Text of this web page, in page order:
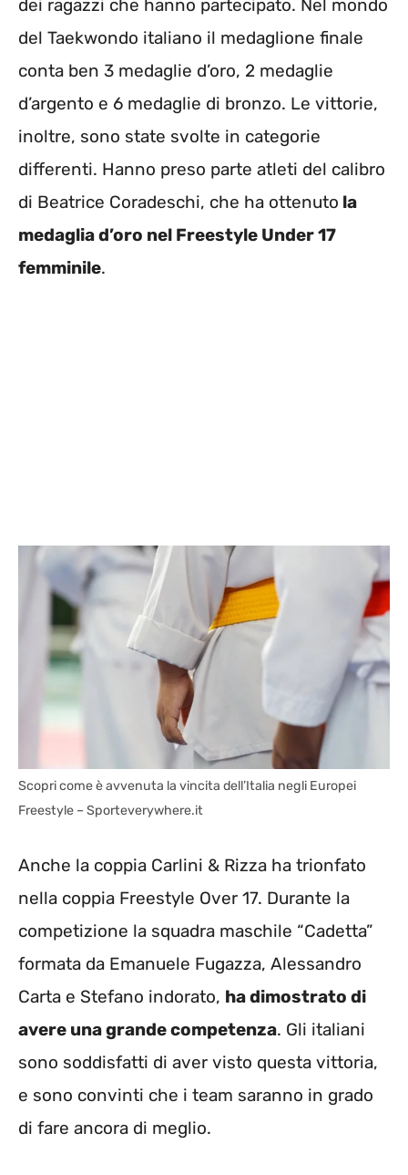
dei ragazzi che hanno partecipato. Nel mondo
del Taekwondo italiano il medaglione finale
conta ben 3 medaglie d’oro, 2 medaglie
d’argento e 6 medaglie di bronzo. Le vittorie,
inoltre, sono state svolte in categorie
differenti. Hanno preso parte atleti del calibro
di Beatrice Coradeschi, che ha ottenuto la
medaglia d’oro nel Freestyle Under 17
femminile.
Scopri come è avvenuta la vincita dell’Italia negli Europei
Freestyle – Sporteverywhere.it
Anche la coppia Carlini & Rizza ha trionfato
nella coppia Freestyle Over 17. Durante la
competizione la squadra maschile “Cadetta”
formata da Emanuele Fugazza, Alessandro
Carta e Stefano indorato, ha dimostrato di
avere una grande competenza. Gli italiani
sono soddisfatti di aver visto questa vittoria,
e sono convinti che i team saranno in grado
di fare ancora di meglio.